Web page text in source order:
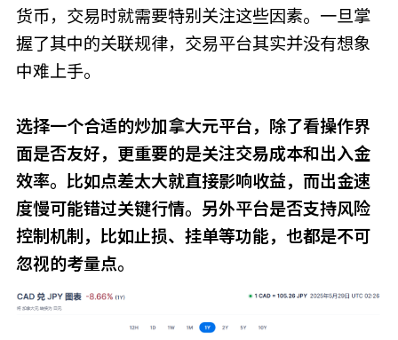
货币，交易时就需要特别关注这些因素。一旦掌
握了其中的关联规律，交易平台其实并没有想象
中难上手。
选择一个合适的炒加拿大元平台，除了看操作界
面是否友好，更重要的是关注交易成本和出入金
效率。比如点差太大就直接影响收益，而出金速
度慢可能错过关键行情。另外平台是否支持风险
控制机制，比如止损、挂单等功能，也都是不可
忽视的考量点。